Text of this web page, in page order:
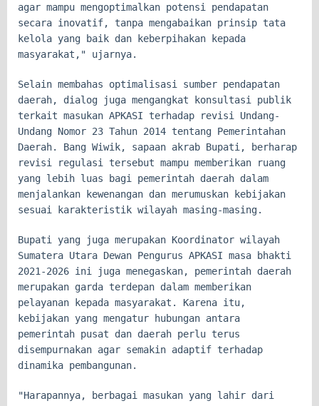
agar mampu mengoptimalkan potensi pendapatan
secara inovatif, tanpa mengabaikan prinsip tata
kelola yang baik dan keberpihakan kepada
masyarakat," ujarnya.
Selain membahas optimalisasi sumber pendapatan
daerah, dialog juga mengangkat konsultasi publik
terkait masukan APKASI terhadap revisi Undang-
Undang Nomor 23 Tahun 2014 tentang Pemerintahan
Daerah. Bang Wiwik, sapaan akrab Bupati, berharap
revisi regulasi tersebut mampu memberikan ruang
yang lebih luas bagi pemerintah daerah dalam
menjalankan kewenangan dan merumuskan kebijakan
sesuai karakteristik wilayah masing-masing.
Bupati yang juga merupakan Koordinator wilayah
Sumatera Utara Dewan Pengurus APKASI masa bhakti
2021-2026 ini juga menegaskan, pemerintah daerah
merupakan garda terdepan dalam memberikan
pelayanan kepada masyarakat. Karena itu,
kebijakan yang mengatur hubungan antara
pemerintah pusat dan daerah perlu terus
disempurnakan agar semakin adaptif terhadap
dinamika pembangunan.
"Harapannya, berbagai masukan yang lahir dari